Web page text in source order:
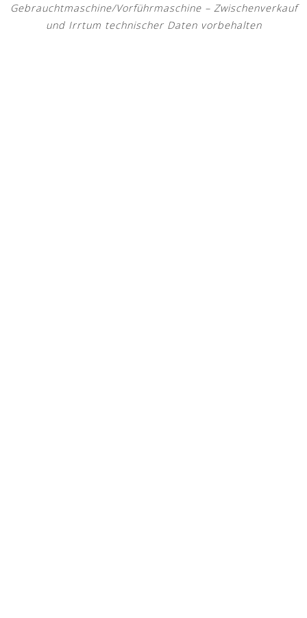
Gebrauchtmaschine/Vorführmaschine – Zwischenverkauf
und Irrtum technischer Daten vorbehalten